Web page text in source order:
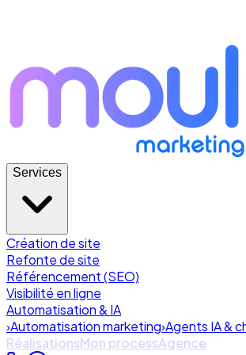
Services
Création de site
Refonte de site
Référencement (SEO)
Visibilité en ligne
Automatisation & IA
›Automatisation marketing›Agents IA &
RéalisationsMon processAgence